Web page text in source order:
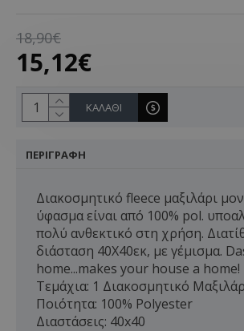
15,12€
18,90€
ΚΑΛΆΘΙ
ΠΕΡΙΓΡΑΦΉ
Διακοσμητικό fleece μαξιλάρι
ύφασμα είναι από 100% pol.
πολύ ανθεκτικό στη χρήση.
διάσταση 40Χ40εκ, με γέμισμα.
home...makes your house a home!
Τεμάχια: 1 Διακοσμητικό
Ποιότητα: 100% Polyester
Διαστάσεις: 40x40